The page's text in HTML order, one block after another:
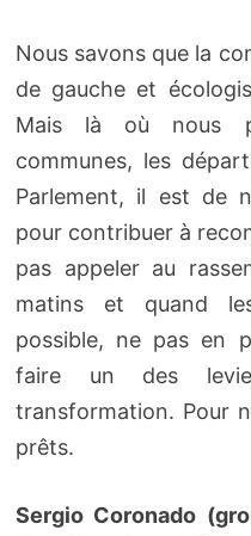
Nous savons que la
de gauche et
Mais là où nous
communes, les
Parlement, il est de
pour contribuer à
pas appeler au
matins et quand
possible, ne pas en
faire un des
transformation. Pour
prêts.
Sergio Coronado